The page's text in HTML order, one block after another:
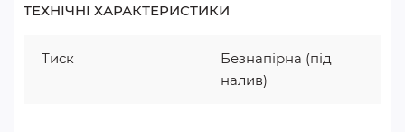
ТЕХНІЧНІ ХАРАКТЕРИСТИКИ
Тиск
Безнапірна (під
налив)